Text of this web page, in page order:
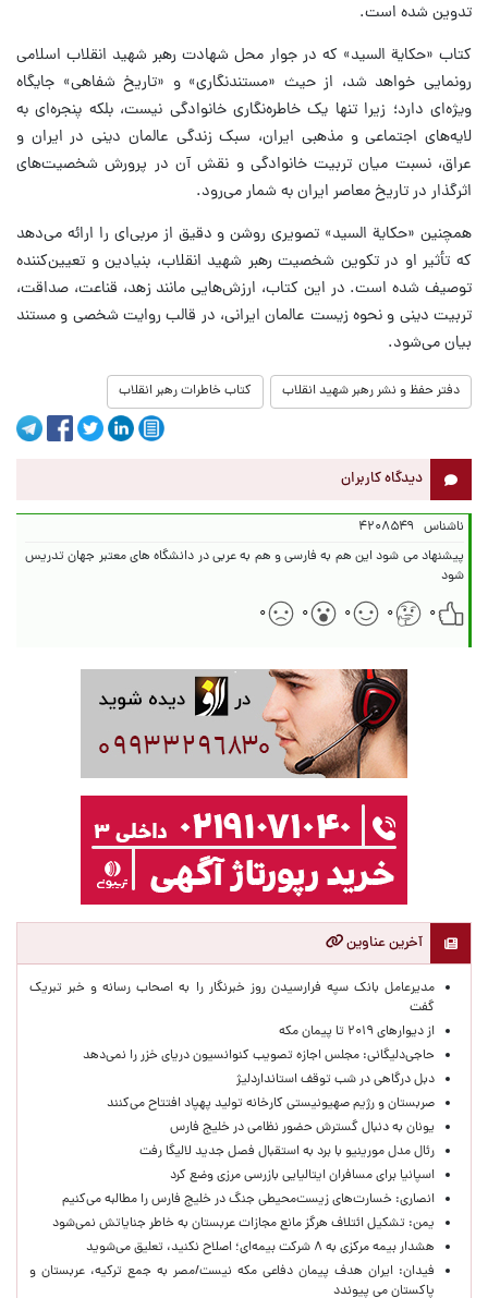
تدوین شده است.
کتاب «حکایة السید» که در جوار محل شهادت رهبر شهید انقلاب اسلامی
رونمایی خواهد شد، از حیث «مستندنگاری» و «تاریخ شفاهی» جایگاه
ویژه‌ای دارد؛ زیرا تنها یک خاطره‌نگاری خانوادگی نیست، بلکه پنجره‌ای به
لایه‌های اجتماعی و مذهبی ایران، سبک زندگی عالمان دینی در ایران و
عراق، نسبت میان تربیت خانوادگی و نقش آن در پرورش شخصیت‌های
اثرگذار در تاریخ معاصر ایران به شمار می‌رود.
همچنین «حکایة السید» تصویری روشن و دقیق از مربی‌ای را ارائه می‌دهد
که تأثیر او در تکوین شخصیت رهبر شهید انقلاب، بنیادین و تعیین‌کننده
توصیف شده است. در این کتاب، ارزش‌هایی مانند زهد، قناعت، صداقت،
تربیت دینی و نحوه زیست عالمان ایرانی، در قالب روایت شخصی و مستند
بیان می‌شود.
دفتر حفظ و نشر رهبر شهید انقلاب کتاب خاطرات رهبر انقلاب
دیدگاه کاربران
ناشناس ۴۲۰۸۵۴۹
پیشنهاد می شود این هم به فارسی و هم به عربی در دانشگاه های معتبر جهان تدریس
شود
۰
۰ ۰ ۰ ۰
آخرین عناوین
مدیرعامل بانک سپه فرارسیدن روز خبرنگار را به اصحاب رسانه و خبر تبریک
گفت
از دیوارهای ۲۰۱۹ تا پیمان مکه
حاجی‌دلیگانی: مجلس اجازه تصویب کنوانسیون دریای خزر را نمی‌دهد
دبل درگاهی در شب توقف استانداردلیژ
صربستان و رژیم صهیونیستی کارخانه تولید پهپاد افتتاح می‌کنند
یونان به دنبال گسترش حضور نظامی در خلیج فارس
رئال مدل مورینیو با برد به استقبال فصل جدید لالیگا رفت
اسپانیا برای مسافران ایتالیایی بازرسی مرزی وضع کرد
انصاری: خسارت‌های زیست‌محیطی جنگ در خلیج فارس را مطالبه‌ می‌کنیم
یمن: تشکیل ائتلاف هرگز مانع مجازات عربستان به خاطر جنایاتش نمی‌شود
هشدار بیمه مرکزی به ۸ شرکت بیمه‌ای؛ اصلاح نکنید، تعلیق می‌شوید
فیدان: ایران هدف پیمان دفاعی مکه نیست/مصر به جمع ترکیه، عربستان و
پاکستان می پیوندد